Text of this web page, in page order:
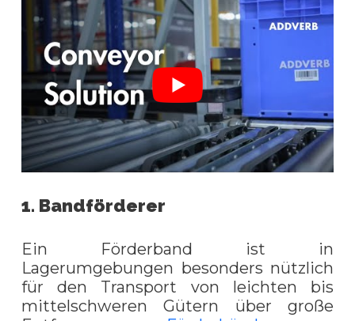
1. Bandförderer
Ein Förderband ist in
Lagerumgebungen besonders nützlich
für den Transport von leichten bis
mittelschweren Gütern über große